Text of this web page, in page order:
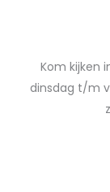
Kom kijken
dinsdag t/m